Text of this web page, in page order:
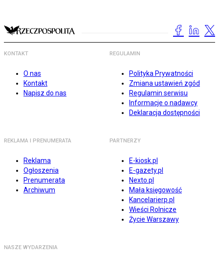
KONTAKT
O nas
Kontakt
Napisz do nas
REGULAMIN
Polityka Prywatności
Zmiana ustawień zgód
Regulamin serwisu
Informacje o nadawcy
Deklaracja dostępności
REKLAMA I PRENUMERATA
Reklama
Ogłoszenia
Prenumerata
Archiwum
PARTNERZY
E-kiosk.pl
E-gazety.pl
Nexto.pl
Mała księgowość
Kancelarierp.pl
Wieści Rolnicze
Życie Warszawy
NASZE WYDARZENIA